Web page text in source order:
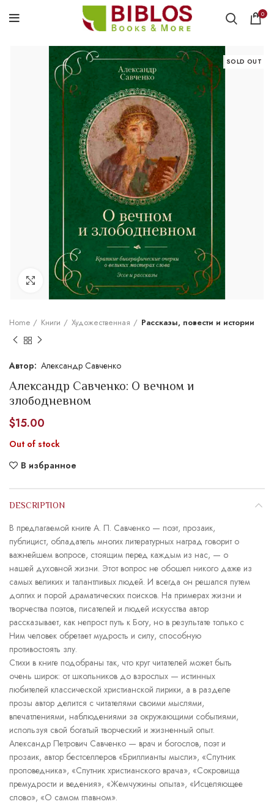
0
SOLD OUT
Увеличить
Home Книги Художественная Рассказы, повести и истории
Александр Савченко
Александр Савченко: О вечном и
злободневном
$15.00
Out of stock
В избранное
DESCRIPTION
В предлагаемой книге А. П. Савченко — поэт, прозаик,
публицист, обладатель многих литературных наград говорит о
важнейшем вопросе, стоящим перед каждым из нас, — о
нашей духовной жизни. Этот вопрос не обошел никого даже из
самых великих и талантливых людей. И всегда он решался путем
долгих и порой драматических поисков. На примерах жизни и
творчества поэтов, писателей и людей искусства автор
рассказывает, как непрост путь к Богу, но в результате только с
Ним человек обретает мудрость и силу, способную
противостоять злу.
Стихи в книге подобраны так, что круг читателей может быть
очень широк: от школьников до взрослых — истинных
любителей классической христианской лирики, а в разделе
прозы автор делится с читателями своими мыслями,
впечатлениями, наблюдениями за окружающими событиями,
используя свой богатый творческий и жизненный опыт.
Александр Петрович Савченко — врач и богослов, поэт и
прозаик, автор бестселлеров «Бриллианты мысли», «Спутник
проповедника», «Спутник христианского врача», «Сокровища
премудрости и ведения», «Жемчужины опыта», «Исцеляющее
слово», «О самом главном».